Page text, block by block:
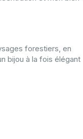
forestiers, en
bijou à la fois élégant